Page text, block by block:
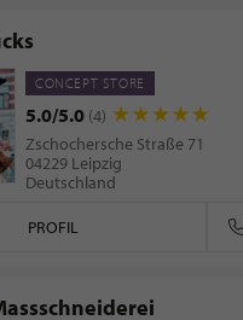
CONCEPT STORE
5.0/5.0 (4)
Zschochersche Straße 71
04229 Leipzig
Deutschland
PROFIL